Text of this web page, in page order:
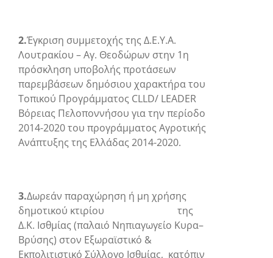
2.Έγκριση συμμετοχής της Δ.Ε.Υ.Α.
Λουτρακίου – Αγ. Θεοδώρων στην 1η
πρόσκληση υποβολής προτάσεων
παρεμβάσεων δημόσιου χαρακτήρα του
Τοπικού Προγράμματος CLLD/ LEADER
Βόρειας Πελοποννήσου για την περίοδο
2014-2020 του προγράμματος Αγροτικής
Ανάπτυξης της Ελλάδας 2014-2020.
3.Δωρεάν παραχώρηση ή μη χρήσης
δημοτικού κτιρίου της
Δ.Κ. Ισθμίας (παλαιό Νηπιαγωγείο Κυρα–
Βρύσης) στον Εξωραϊστικό &
Εκπολιτιστικό Σύλλογο Ισθμίας, κατόπιν